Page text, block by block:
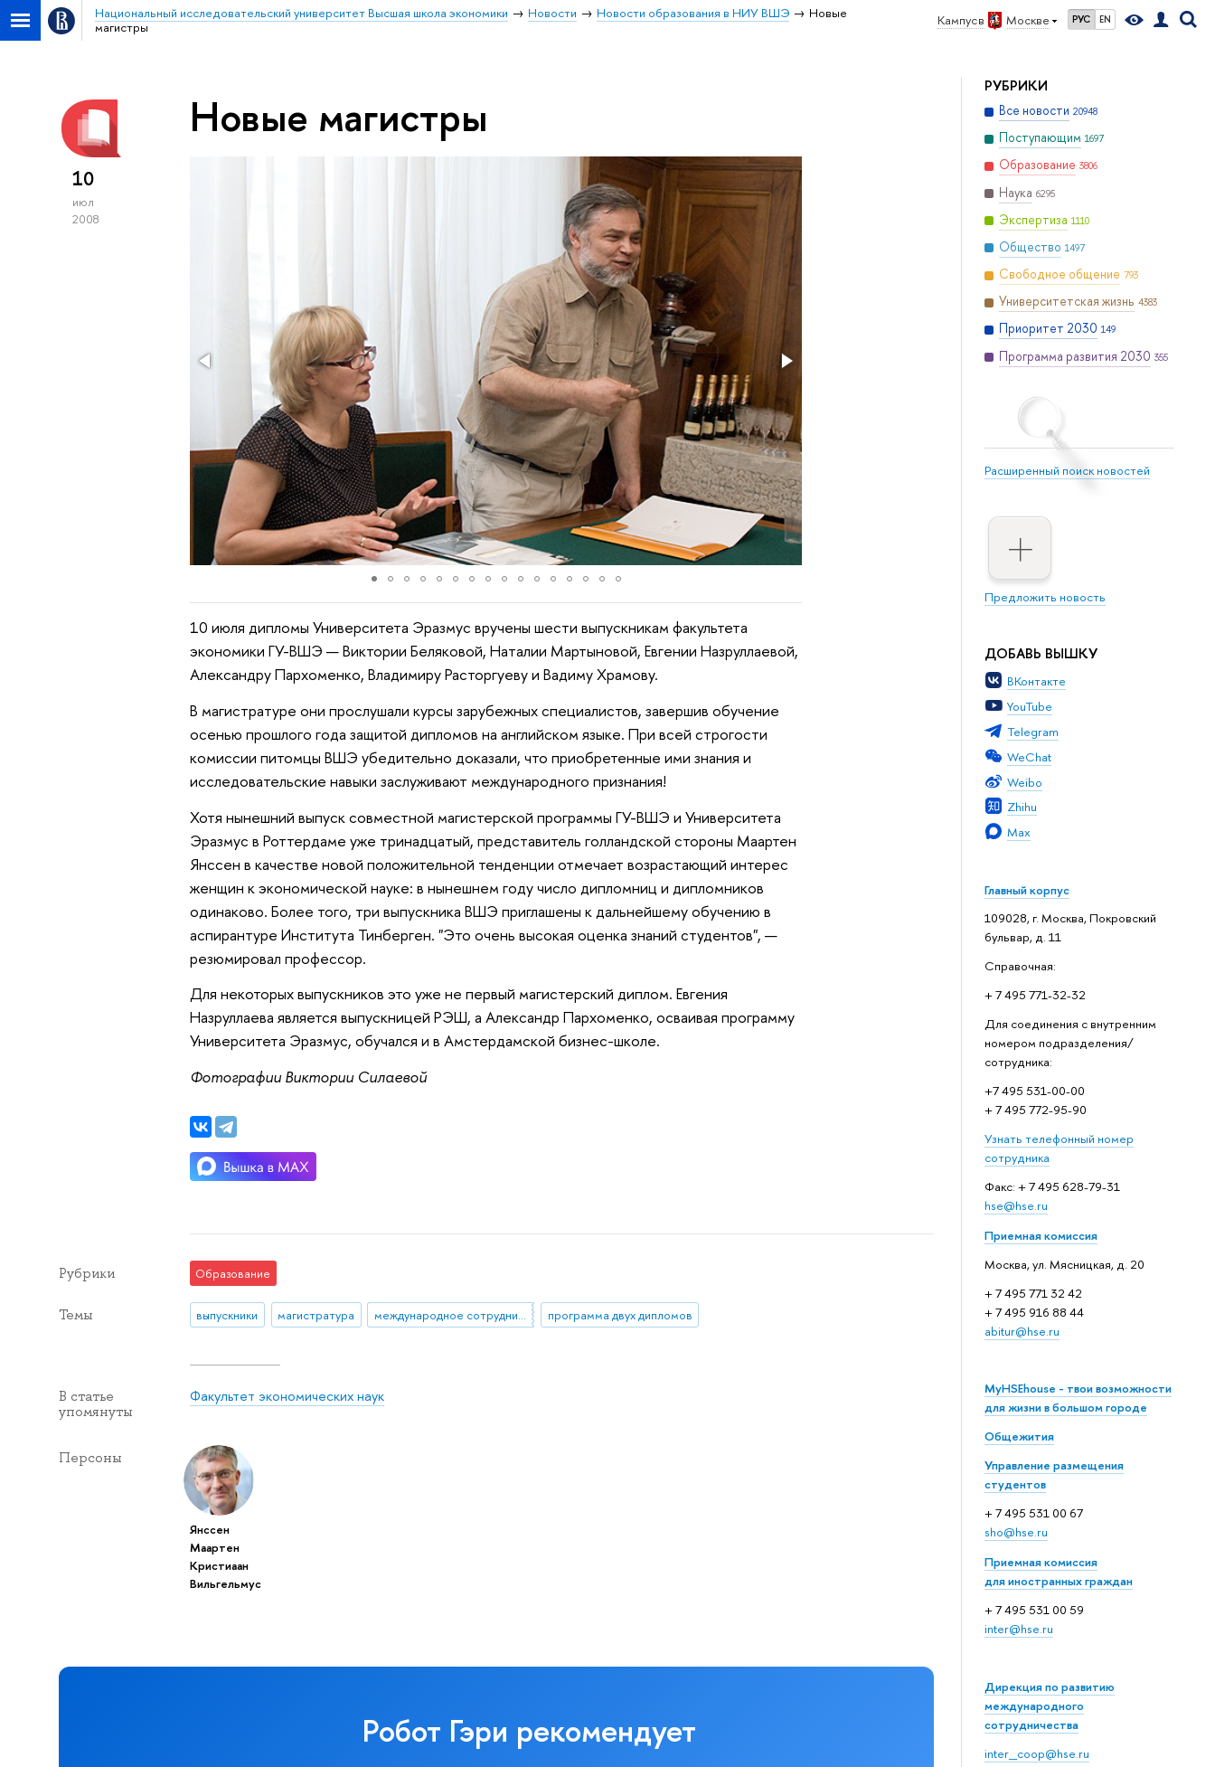
Кампус в Москве РУС EN
Национальный исследовательский университет Высшая школа экономики Новости Новости образования в НИУ ВШЭ
Новые
магистры
РУБРИКИ
Все новости 20948
Поступающим 1697
Образование 3806
Наука 6295
Экспертиза 1110
Общество 1497
Свободное общение 793
Университетская жизнь 4383
Приоритет 2030 149
Программа развития 2030 355
Расширенный поиск новостей
Предложить новость
ДОБАВЬ ВЫШКУ
ВКонтакте
YouTube
Telegram
WeChat
Weibo
Zhihu
Max
Главный корпус
109028, г. Москва, Покровский
бульвар, д. 11
Справочная:
+ 7 495 771-32-32
Для соединения с внутренним
номером подразделения/
сотрудника:
+7 495 531-00-00
+ 7 495 772-95-90
Узнать телефонный номер
сотрудника
Факс: + 7 495 628-79-31
hse@hse.ru
Приемная комиссия
Москва, ул. Мясницкая, д. 20
+ 7 495 771 32 42
+ 7 495 916 88 44
abitur@hse.ru
MyHSEhouse - твои возможности
для жизни в большом городе
Общежития
Управление размещения
студентов
+ 7 495 531 00 67
sho@hse.ru
Приемная комиссия
для иностранных граждан
+ 7 495 531 00 59
inter@hse.ru
Дирекция по развитию
международного
сотрудничества
inter_coop@hse.ru
10
июл
2008
Новые магистры
10 июля дипломы Университета Эразмус вручены шести выпускникам факультета
экономики ГУ-ВШЭ — Виктории Беляковой, Наталии Мартыновой, Евгении Назруллаевой,
Александру Пархоменко, Владимиру Расторгуеву и Вадиму Храмову.
В магистратуре они прослушали курсы зарубежных специалистов, завершив обучение
осенью прошлого года защитой дипломов на английском языке. При всей строгости
комиссии питомцы ВШЭ убедительно доказали, что приобретенные ими знания и
исследовательские навыки заслуживают международного признания!
Хотя нынешний выпуск совместной магистерской программы ГУ-ВШЭ и Университета
Эразмус в Роттердаме уже тринадцатый, представитель голландской стороны Маартен
Янссен в качестве новой положительной тенденции отмечает возрастающий интерес
женщин к экономической науке: в нынешнем году число дипломниц и дипломников
одинаково. Более того, три выпускника ВШЭ приглашены к дальнейшему обучению в
аспирантуре Института Тинберген. "Это очень высокая оценка знаний студентов", —
резюмировал профессор.
Для некоторых выпускников это уже не первый магистерский диплом. Евгения
Назруллаева является выпускницей РЭШ, а Александр Пархоменко, осваивая программу
Университета Эразмус, обучался и в Амстердамской бизнес-школе.
Фотографии Виктории Силаевой
Рубрики Образование
Темы выпускники магистратура международное сотрудничество программа двух дипломов
В статье
упомянуты
Факультет экономических наук
Персоны
Янссен
Маартен
Кристиаан
Вильгельмус
Робот Гэри рекомендует